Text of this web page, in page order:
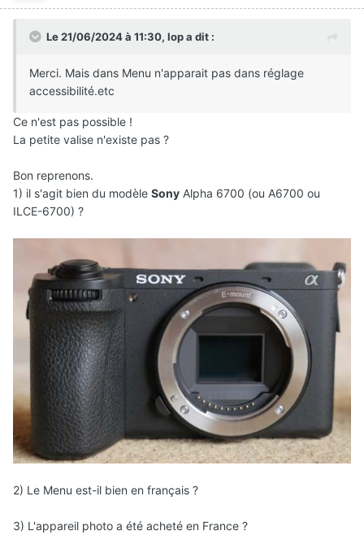
Le 21/06/2024 à 11:30, lopa dit :
Merci. Mais dans Menu n'apparait pas dans réglage
accessibilité.etc
Ce n'est pas possible !
La petite valise n'existe pas ?
Bon reprenons.
1) il s'agit bien du modèle Sony Alpha 6700 (ou A6700 ou
ILCE-6700) ?
2) Le Menu est-il bien en français ?
3) L'appareil photo a été acheté en France ?